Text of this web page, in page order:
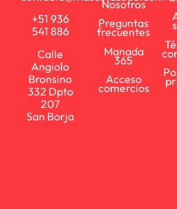
+51 936
541 886
Calle
Angiolo
Bronsino
332 Dpto
207
San Borja
Nosotros
Preguntas
frecuentes
Manada
365
Acceso
comercios